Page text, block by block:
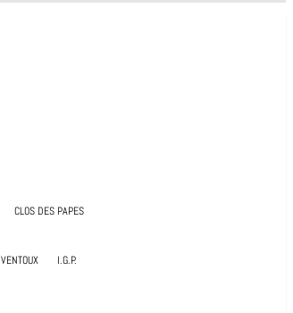
CLOS DES PAPES
VENTOUX
I.G.P.